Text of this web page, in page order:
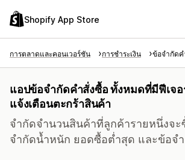
Shopify App Store
การตลาดและคอนเวอร์ชัน การชำระเงิน ข้อจำกัดค
แอปข้อจำกัดคำสั่งซื้อ ทั้งหมดที่มีฟีเจอ
แจ้งเตือนตะกร้าสินค้า
จำกัดจำนวนสินค้าที่ลูกค้ารายหนึ่งจ
จำกัดน้ำหนัก ยอดซื้อต่ำสุด และข้อจ